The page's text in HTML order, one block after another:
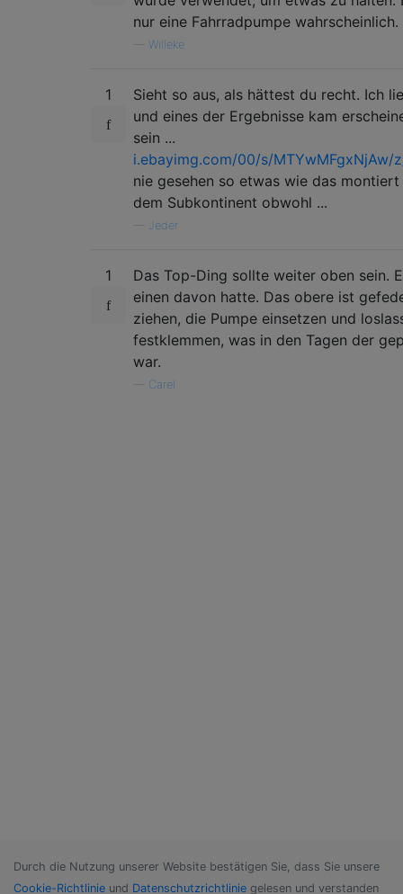
nur eine Fahrradpumpe wahrscheinlich.
Willeke
1
Sieht so aus, als hättest du recht. Ich
und eines der Ergebnisse kam
sein ...
i.ebayimg.com/00/s/MTYwMFgxNjAw/
nie gesehen so etwas wie das
dem Subkontinent obwohl ...
Jeder
1
Das Top-Ding sollte weiter oben sein.
einen davon hatte. Das obere ist
ziehen, die Pumpe einsetzen und
festklemmen, was in den Tagen der
war.
Carel
Durch die Nutzung unserer Website bestätigen Sie, dass Sie unsere
Cookie-Richtlinie und Datenschutzrichtlinie gelesen und verstanden